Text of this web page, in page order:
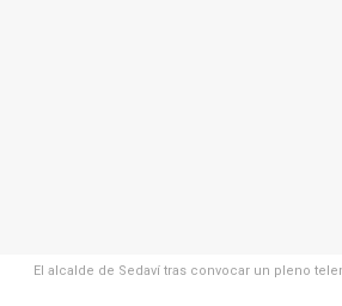
El alcalde de Sedaví tras convocar un pleno